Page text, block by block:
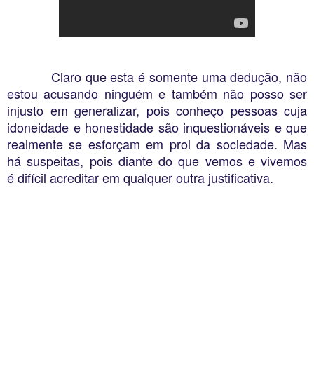
Claro que esta é somente uma dedução, não
estou acusando ninguém e também não posso ser
injusto em generalizar, pois conheço pessoas cuja
idoneidade e honestidade são inquestionáveis e que
realmente se esforçam em prol da sociedade. Mas
há suspeitas, pois diante do que vemos e vivemos
é difícil acreditar em qualquer outra justificativa.